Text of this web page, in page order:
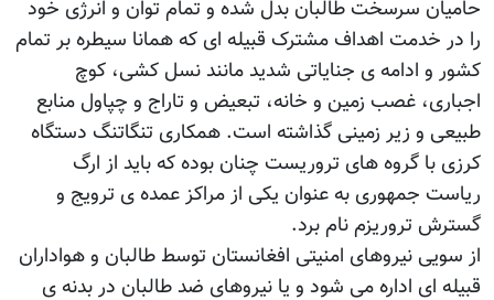
حامیان سرسخت طالبان بدل شده و تمام توان و انرژی خود
را در خدمت اهداف مشترک قبیله ای که همانا سیطره بر تمام
کشور و ادامه ی جنایاتی شدید مانند نسل کشی، کوچ
اجباری، غصب زمین و خانه، تبعیض و تاراج و چپاول منابع
طبیعی و زیر زمینی گذاشته است. همکاری تنگاتنگ دستگاه
کرزی با گروه های تروریست چنان بوده که باید از ارگ
ریاست جمهوری به عنوان یکی از مراکز عمده ی ترویج و
گسترش تروریزم نام برد.
از سویی نیروهای امنیتی افغانستان توسط طالبان و هواداران
قبیله ای اداره می شود و یا نیروهای ضد طالبان در بدنه ی